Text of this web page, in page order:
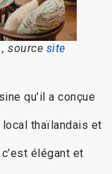
source site
qu’il a conçue
thaïlandais et
élégant et